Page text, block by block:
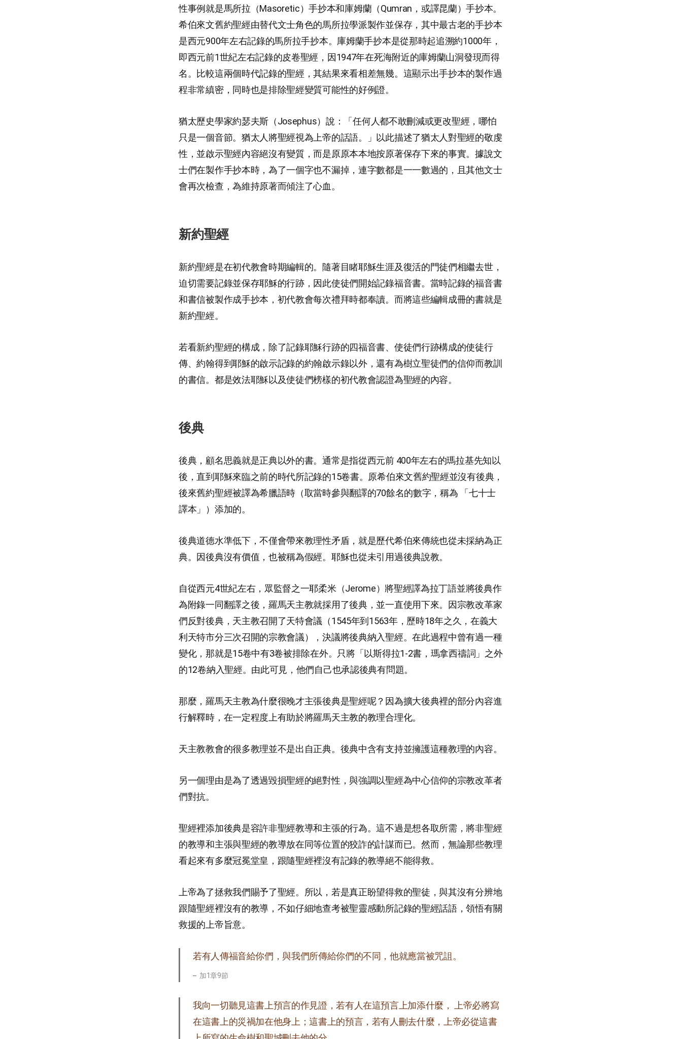
性事例就是馬所拉（Masoretic）手抄本和庫姆蘭（Qumran，或譯昆蘭）手抄本。
希伯來文舊約聖經由替代文士角色的馬所拉學派製作並保存，其中最古老的手抄本
是西元900年左右記錄的馬所拉手抄本。庫姆蘭手抄本是從那時起追溯約1000年，
即西元前1世紀左右記錄的皮卷聖經，因1947年在死海附近的庫姆蘭山洞發現而得
名。比較這兩個時代記錄的聖經，其結果來看相差無幾。這顯示出手抄本的製作過
程非常縝密，同時也是排除聖經變質可能性的好例證。
猶太歷史學家約瑟夫斯（Josephus）說：「任何人都不敢刪減或更改聖經，哪怕
只是一個音節。猶太人將聖經視為上帝的話語。」以此描述了猶太人對聖經的敬虔
性，並啟示聖經內容絕沒有變質，而是原原本本地按原著保存下來的事實。據說文
士們在製作手抄本時，為了一個字也不漏掉，連字數都是一一數過的，且其他文士
會再次檢查，為維持原著而傾注了心血。
新約聖經
新約聖經是在初代教會時期編輯的。隨著目睹耶穌生涯及復活的門徒們相繼去世，
迫切需要記錄並保存耶穌的行跡，因此使徒們開始記錄福音書。當時記錄的福音書
和書信被製作成手抄本，初代教會每次禮拜時都奉讀。而將這些編輯成冊的書就是
新約聖經。
若看新約聖經的構成，除了記錄耶穌行跡的四福音書、使徒們行跡構成的使徒行
傳、約翰得到耶穌的啟示記錄的約翰啟示錄以外，還有為樹立聖徒們的信仰而教訓
的書信。都是效法耶穌以及使徒們榜樣的初代教會認證為聖經的內容。
後典
後典，顧名思義就是正典以外的書。通常是指從西元前 400年左右的瑪拉基先知以
後，直到耶穌來臨之前的時代所記錄的15卷書。原希伯來文舊約聖經並沒有後典，
後來舊約聖經被譯為希臘語時（取當時參與翻譯的70餘名的數字，稱為 「七十士
譯本」）添加的。
後典道德水準低下，不僅會帶來教理性矛盾，就是歷代希伯來傳統也從未採納為正
典。因後典沒有價值，也被稱為假經。耶穌也從未引用過後典說教。
自從西元4世紀左右，眾監督之一耶柔米（Jerome）將聖經譯為拉丁語並將後典作
為附錄一同翻譯之後，羅馬天主教就採用了後典，並一直使用下來。因宗教改革家
們反對後典，天主教召開了天特會議（1545年到1563年，歷時18年之久，在義大
利天特市分三次召開的宗教會議），決議將後典納入聖經。在此過程中曾有過一種
變化，那就是15卷中有3卷被排除在外。只將「以斯得拉1-2書，瑪拿西禱詞」之外
的12卷納入聖經。由此可見，他們自己也承認後典有問題。
那麼，羅馬天主教為什麼很晚才主張後典是聖經呢？因為擴大後典裡的部分內容進
行解釋時，在一定程度上有助於將羅馬天主教的教理合理化。
天主教教會的很多教理並不是出自正典。後典中含有支持並擁護這種教理的內容。
另一個理由是為了透過毀損聖經的絕對性，與強調以聖經為中心信仰的宗教改革者
們對抗。
聖經裡添加後典是容許非聖經教導和主張的行為。這不過是想各取所需，將非聖經
的教導和主張與聖經的教導放在同等位置的狡詐的計謀而已。然而，無論那些教理
看起來有多麼冠冕堂皇，跟隨聖經裡沒有記錄的教導絕不能得救。
上帝為了拯救我們賜予了聖經。所以，若是真正盼望得救的聖徒，與其沒有分辨地
跟隨聖經裡沒有的教導，不如仔細地查考被聖靈感動所記錄的聖經話語，領悟有關
救援的上帝旨意。
若有人傳福音給你們，與我們所傳給你們的不同，他就應當被咒詛。
加1章9節
我向一切聽見這書上預言的作見證，若有人在這預言上加添什麼， 上帝必將寫
在這書上的災禍加在他身上；這書上的預言，若有人刪去什麼，上帝必從這書